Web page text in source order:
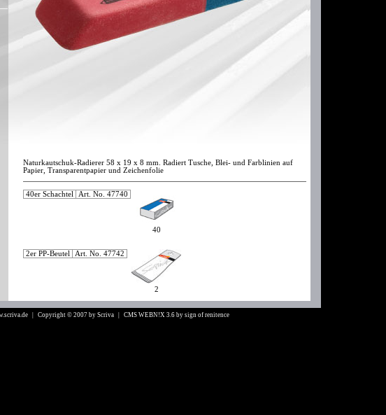
Naturkautschuk-Radierer 58 x 19 x 8 mm. Radiert Tusche, Blei- und Farblinien auf
Papier, Transparentpapier und Zeichenfolie
40er Schachtel Art. No. 47740
2er PP-Beutel Art. No. 47742
40
2
| Copyright © 2007 by Scriva | CMS WEBN!X 3.6 by sign of renitence